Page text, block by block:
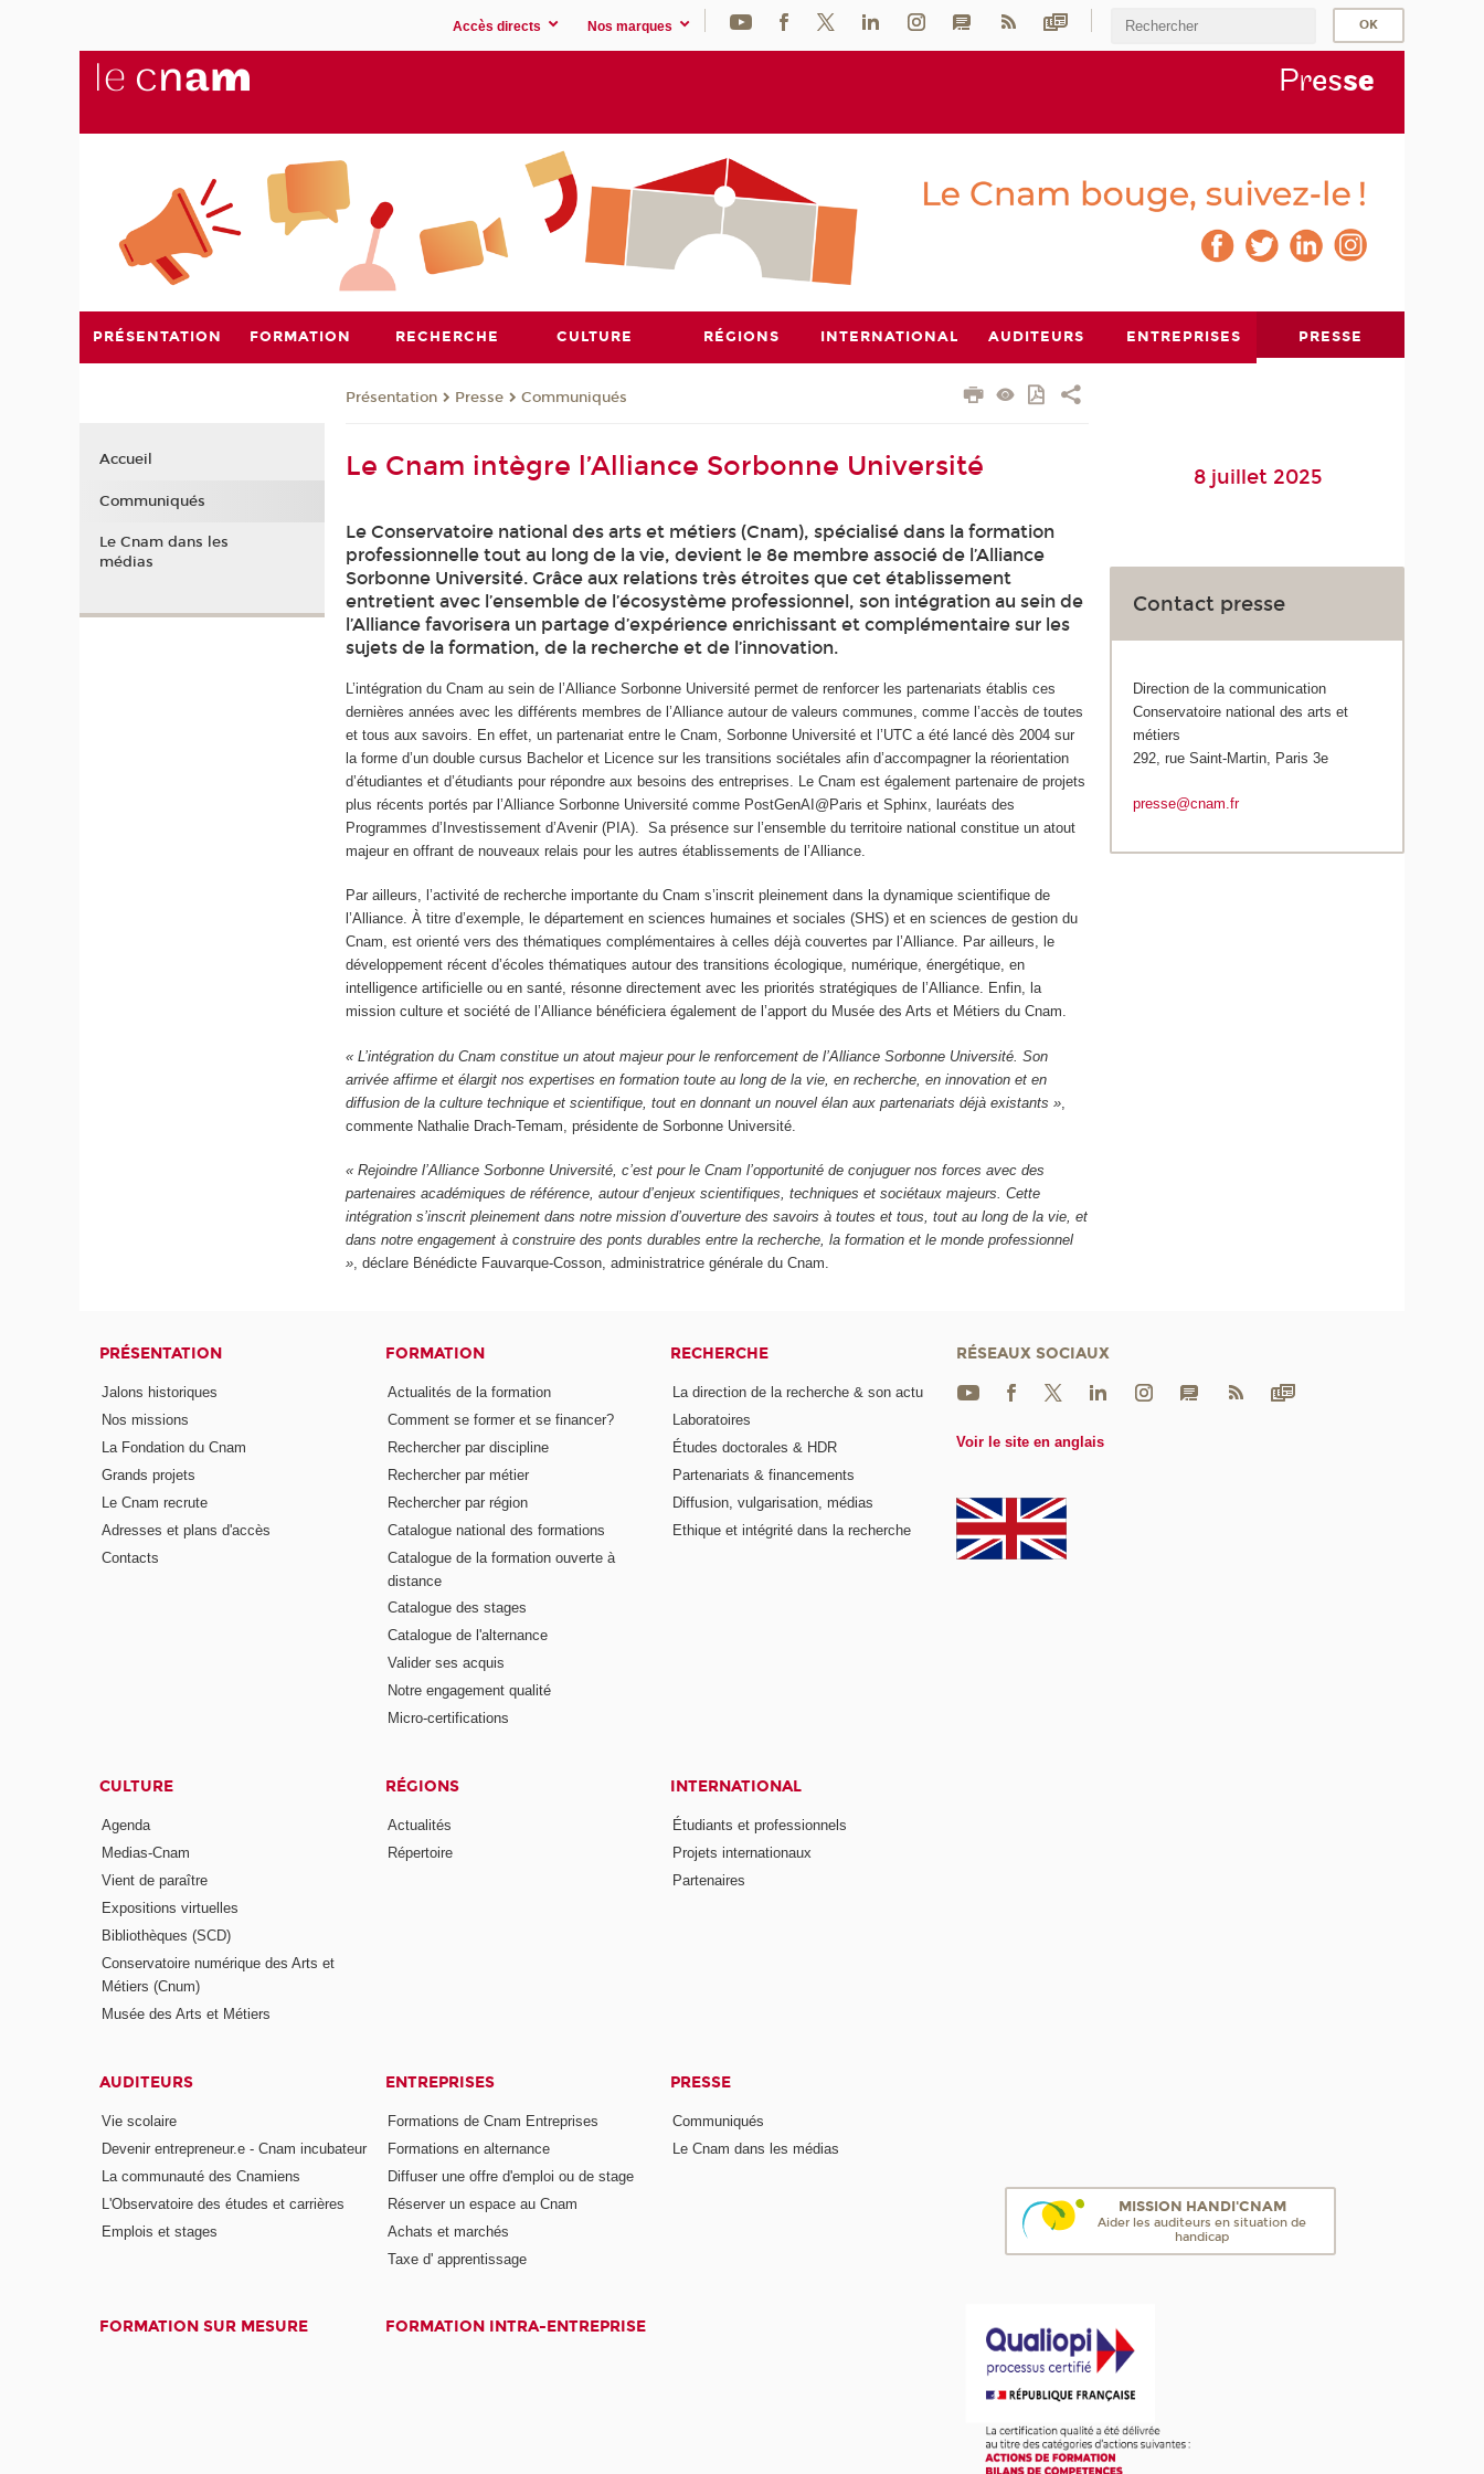
Accès directs Nos marques
Presse
PRÉSENTATION FORMATION RECHERCHE CULTURE RÉGIONS INTERNATIONAL AUDITEURS ENTREPRISES PRESSE
Présentation Presse Communiqués
Le Cnam intègre l’Alliance Sorbonne Université
Le Conservatoire national des arts et métiers (Cnam), spécialisé dans la formation
professionnelle tout au long de la vie, devient le 8e membre associé de l’Alliance
Sorbonne Université. Grâce aux relations très étroites que cet établissement
entretient avec l’ensemble de l’écosystème professionnel, son intégration au sein de
l’Alliance favorisera un partage d’expérience enrichissant et complémentaire sur les
sujets de la formation, de la recherche et de l’innovation.
L’intégration du Cnam au sein de l’Alliance Sorbonne Université permet de renforcer les partenariats établis ces
dernières années avec les différents membres de l’Alliance autour de valeurs communes, comme l’accès de toutes
et tous aux savoirs. En effet, un partenariat entre le Cnam, Sorbonne Université et l’UTC a été lancé dès 2004 sur
la forme d’un double cursus Bachelor et Licence sur les transitions sociétales afin d’accompagner la réorientation
d’étudiantes et d’étudiants pour répondre aux besoins des entreprises. Le Cnam est également partenaire de projets
plus récents portés par l’Alliance Sorbonne Université comme PostGenAI@Paris et Sphinx, lauréats des
Programmes d’Investissement d’Avenir (PIA). Sa présence sur l’ensemble du territoire national constitue un atout
majeur en offrant de nouveaux relais pour les autres établissements de l’Alliance.
Par ailleurs, l’activité de recherche importante du Cnam s’inscrit pleinement dans la dynamique scientifique de
l’Alliance. À titre d’exemple, le département en sciences humaines et sociales (SHS) et en sciences de gestion du
Cnam, est orienté vers des thématiques complémentaires à celles déjà couvertes par l’Alliance. Par ailleurs, le
développement récent d’écoles thématiques autour des transitions écologique, numérique, énergétique, en
intelligence artificielle ou en santé, résonne directement avec les priorités stratégiques de l’Alliance. Enfin, la
mission culture et société de l’Alliance bénéficiera également de l’apport du Musée des Arts et Métiers du Cnam.
« L’intégration du Cnam constitue un atout majeur pour le renforcement de l’Alliance Sorbonne Université. Son
arrivée affirme et élargit nos expertises en formation toute au long de la vie, en recherche, en innovation et en
diffusion de la culture technique et scientifique, tout en donnant un nouvel élan aux partenariats déjà existants »
commente Nathalie Drach-Temam, présidente de Sorbonne Université.
« Rejoindre l’Alliance Sorbonne Université, c’est pour le Cnam l’opportunité de conjuguer nos forces avec des
partenaires académiques de référence, autour d’enjeux scientifiques, techniques et sociétaux majeurs. Cette
intégration s’inscrit pleinement dans notre mission d’ouverture des savoirs à toutes et tous, tout au long de la vie, et
dans notre engagement à construire des ponts durables entre la recherche, la formation et le monde professionnel
», déclare Bénédicte Fauvarque-Cosson, administratrice générale du Cnam.
8 juillet 2025
Contact presse
Direction de la communication
Conservatoire national des arts et
métiers
292, rue Saint-Martin, Paris 3e
presse@cnam.fr
Accueil
Communiqués
Le Cnam dans les
médias
PRÉSENTATION
Jalons historiques
Nos missions
La Fondation du Cnam
Grands projets
Le Cnam recrute
Adresses et plans d'accès
Contacts
FORMATION
Actualités de la formation
Comment se former et se financer?
Rechercher par discipline
Rechercher par métier
Rechercher par région
Catalogue national des formations
Catalogue de la formation ouverte à
distance
Catalogue des stages
Catalogue de l'alternance
Valider ses acquis
Notre engagement qualité
Micro-certifications
RECHERCHE
La direction de la recherche & son actu
Laboratoires
Études doctorales & HDR
Partenariats & financements
Diffusion, vulgarisation, médias
Ethique et intégrité dans la recherche
CULTURE
Agenda
Medias-Cnam
Vient de paraître
Expositions virtuelles
Bibliothèques (SCD)
Conservatoire numérique des Arts et
Métiers (Cnum)
Musée des Arts et Métiers
RÉGIONS
Actualités
Répertoire
INTERNATIONAL
Étudiants et professionnels
Projets internationaux
Partenaires
AUDITEURS
Vie scolaire
Devenir entrepreneur.e - Cnam incubateur
La communauté des Cnamiens
L'Observatoire des études et carrières
Emplois et stages
ENTREPRISES
Formations de Cnam Entreprises
Formations en alternance
Diffuser une offre d'emploi ou de stage
Réserver un espace au Cnam
Achats et marchés
Taxe d' apprentissage
PRESSE
Communiqués
Le Cnam dans les médias
FORMATION SUR MESURE FORMATION INTRA-ENTREPRISE
RÉSEAUX SOCIAUX
Voir le site en anglais
MISSION HANDI'CNAM
Aider les auditeurs en situation de
handicap